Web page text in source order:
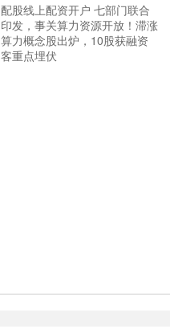
配股线上配资开户 七部门联合
印发，事关算力资源开放！滞涨
算力概念股出炉，10股获融资
客重点埋伏